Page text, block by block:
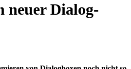
neuer Dialog-